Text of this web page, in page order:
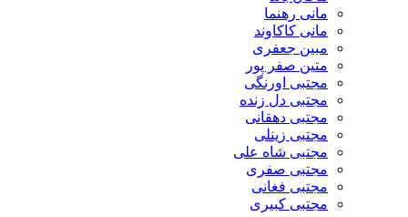
مانی رهنما
مانی کاکاوند
مبین جعفری
متین صفر پور
مجتبی اورنگی
مجتبی دل زنده
مجتبی دهقانی
مجتبی زینلی
مجتبی شاه علی
مجتبی صفری
مجتبی فغانی
مجتبی کبیری